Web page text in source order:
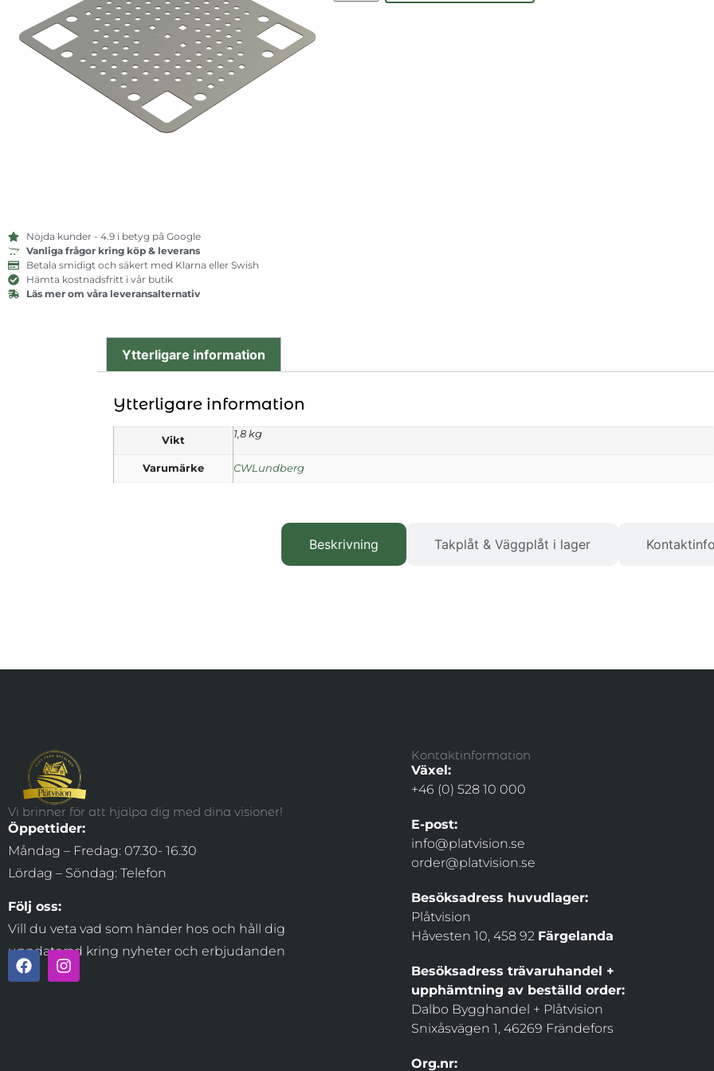
Nöjda kunder - 4.9 i betyg på Google
Vanliga frågor kring köp & leverans
Betala smidigt och säkert med Klarna eller Swish
Hämta kostnadsfritt i vår butik
Läs mer om våra leveransalternativ
Beskrivning Takplåt & Väggplåt i lager
Ytterligare information
Ytterligare information
Vikt
1,8 kg
Varumärke CWLundberg
Vi brinner för att hjälpa dig med dina visioner!
Öppettider:
Måndag – Fredag: 07.30- 16.30
Lördag – Söndag: Telefon
Följ oss:
Vill du veta vad som händer hos och håll dig
uppdaterad kring nyheter och erbjudanden
Kontaktinformation
Växel:
+46 (0) 528 10 000
E-post:
info@platvision.se
order@platvision.se
Besöksadress huvudlager:
Plåtvision
Håvesten 10, 458 92 Färgelanda
Besöksadress trävaruhandel +
upphämtning av beställd order:
Dalbo Bygghandel + Plåtvision
Snixåsvägen 1, 46269 Frändefors
Org.nr: